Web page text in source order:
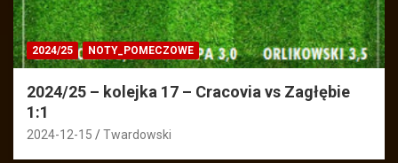
2024/25 NOTY_POMECZOWE
2024/25 – kolejka 17 – Cracovia vs Zagłębie
1:1
2024-12-15 Twardowski